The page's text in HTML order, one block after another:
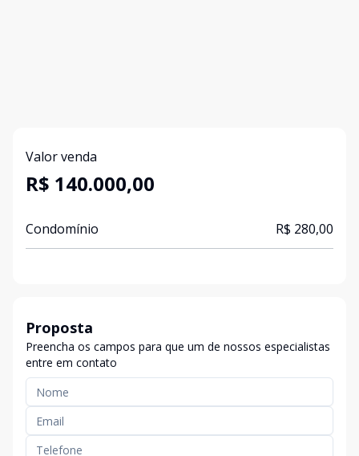
Valor venda
R$ 140.000,00
Condomínio R$ 280,00
Proposta
Preencha os campos para que um de nossos especialistas
entre em contato